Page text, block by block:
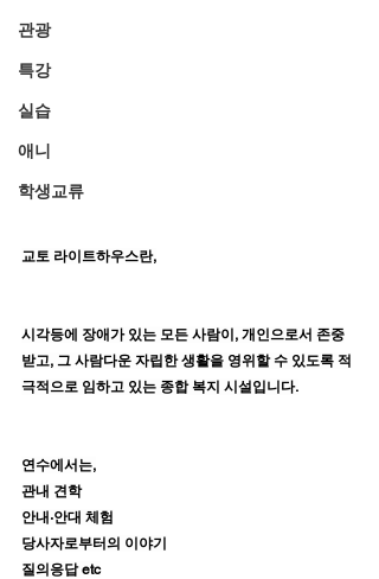
관광
특강
실습
애니
학생교류
교토 라이트하우스란,
시각등에 장애가 있는 모든 사람이, 개인으로서 존중
받고, 그 사람다운 자립한 생활을 영위할 수 있도록 적
극적으로 임하고 있는 종합 복지 시설입니다.
연수에서는,
관내 견학
안내·안대 체험
당사자로부터의 이야기
질의응답 etc